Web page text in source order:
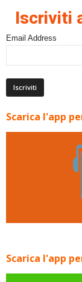
Iscriviti
Email Address
Scarica l'app
Scarica l'app